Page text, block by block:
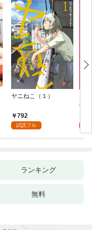
ヤニねこ（１）
792
試読フル
6・
ランキング
無料